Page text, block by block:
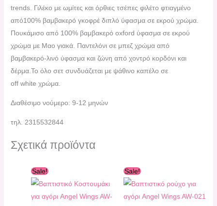
trends. Γιλέκο με ωμίτες και όρθιες τσέπες φιλέτο φτιαγμένο
από100% βαμβακερό γκοφρέ διπλό ύφασμα σε εκρού χρώμα.
Πουκάμισο από 100% βαμβακερό oxford ύφασμα σε εκρού
χρώμα με Μαο γιακά. Παντελόνι σε μπεζ χρώμα από
βαμβακερό-λινό ύφασμα και ζώνη από χοντρό κορδόνι και
δέρμα.Το όλο σετ συνδυάζεται με ψάθινο καπέλο σε
off white χρώμα.
Διαθέσιμο νούμερο: 9-12 μηνών
τηλ. 2315532844
Σχετικά προϊόντα
Sale!
was:
τιμή
60,00 €.
Sale!
was:
τιμή
70,00 €.